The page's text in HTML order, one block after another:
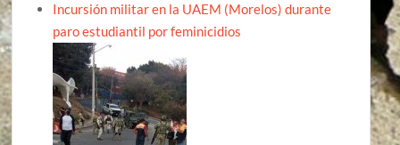
Incursión militar en la UAEM (Morelos) durante
paro estudiantil por feminicidios